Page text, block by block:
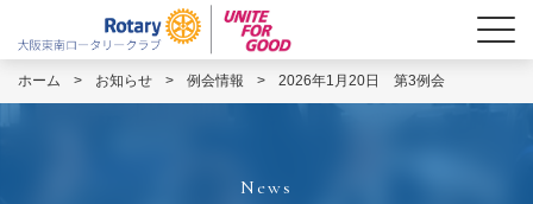
ホーム > お知らせ > 例会情報 > 2026年1月20日 第3例会
News